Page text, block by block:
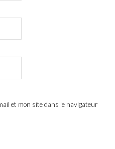
et mon site dans le navigateur